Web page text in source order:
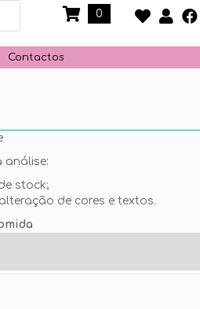
0
Contactos
análise:
stock;
de cores e textos.